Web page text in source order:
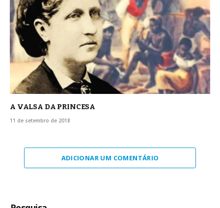
A VALSA DA PRINCESA
11 de setembro de 2018
ADICIONAR UM COMENTÁRIO